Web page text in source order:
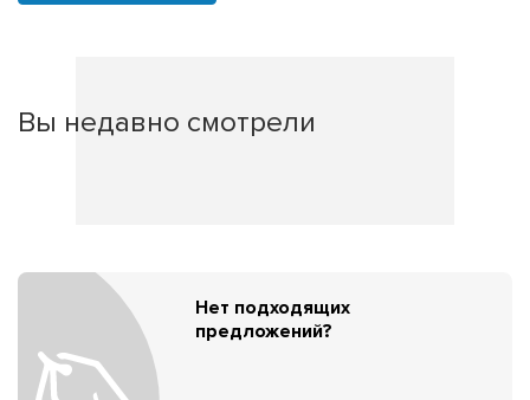
Вы недавно смотрели
Нет подходящих
предложений?